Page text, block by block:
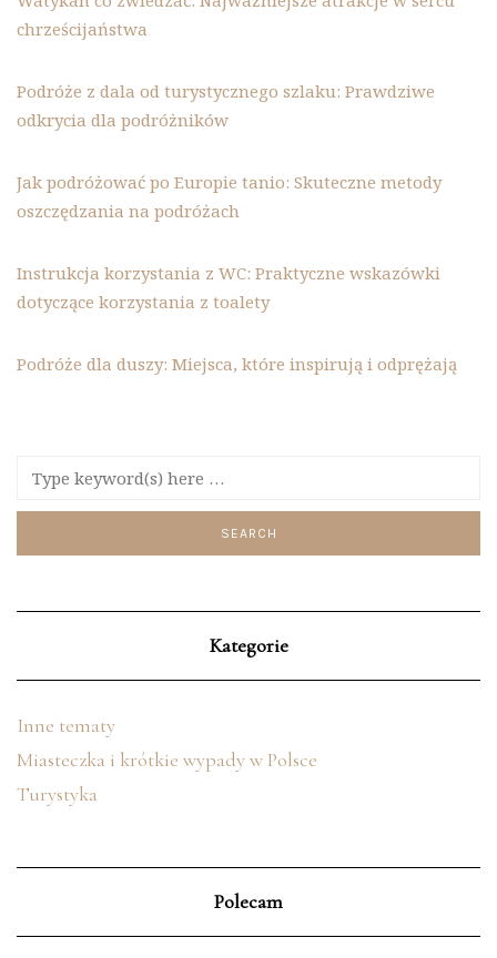
chrześcijaństwa
Podróże z dala od turystycznego szlaku: Prawdziwe
odkrycia dla podróżników
Jak podróżować po Europie tanio: Skuteczne metody
oszczędzania na podróżach
Instrukcja korzystania z WC: Praktyczne wskazówki
dotyczące korzystania z toalety
Podróże dla duszy: Miejsca, które inspirują i odprężają
Kategorie
Inne tematy
Miasteczka i krótkie wypady w Polsce
Turystyka
Polecam